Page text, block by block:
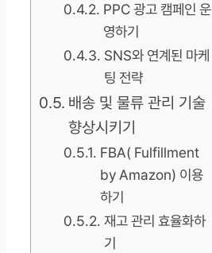
PPC 광고 캠페인 운
영하기
SNS와 연계된 마케
팅 전략
배송 및 물류 관리 기술
향상시키기
FBA( Fulfillment
by Amazon) 이용
하기
재고 관리 효율화하
기